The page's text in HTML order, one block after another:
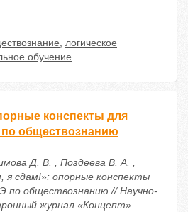
, логическое
обучение
конспекты для
по обществознанию
Д. В. , Поздеева В. А. ,
сдам!»: опорные конспекты
по обществознанию // Научно-
журнал «Концепт». –